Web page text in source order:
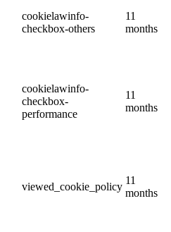
cookielawinfo-
checkbox-others
11
months
cookielawinfo-
checkbox-
performance
11
months
viewed_cookie_policy
11
months